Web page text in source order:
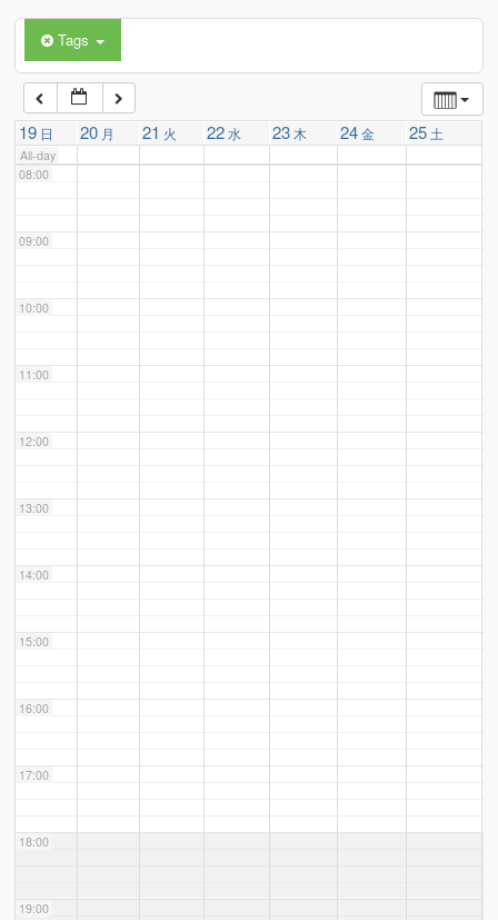
Tags
19 日 20 月 21 火 22水 23 木 24金 25 土
All-day
06:00
07:00
08:00
09:00
10:00
11:00
12:00
13:00
14:00
15:00
16:00
17:00
18:00
19:00